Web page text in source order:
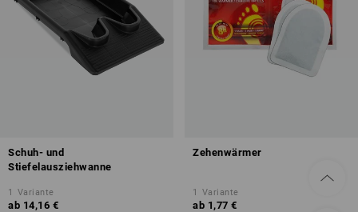
Schuh- und
Stiefelausziehwanne
1 Variante
ab 14,16 €
Zehenwärmer
1 Variante
ab 1,77 €